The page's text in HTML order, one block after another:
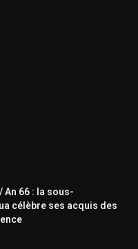
An 66 : la sous-
célèbre ses acquis des